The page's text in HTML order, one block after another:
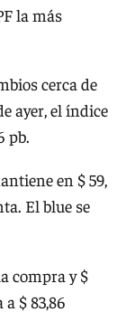
la más
cerca de
ayer, el índice
pb.
en $ 59,
El blue se
compra y $
$ 83,86